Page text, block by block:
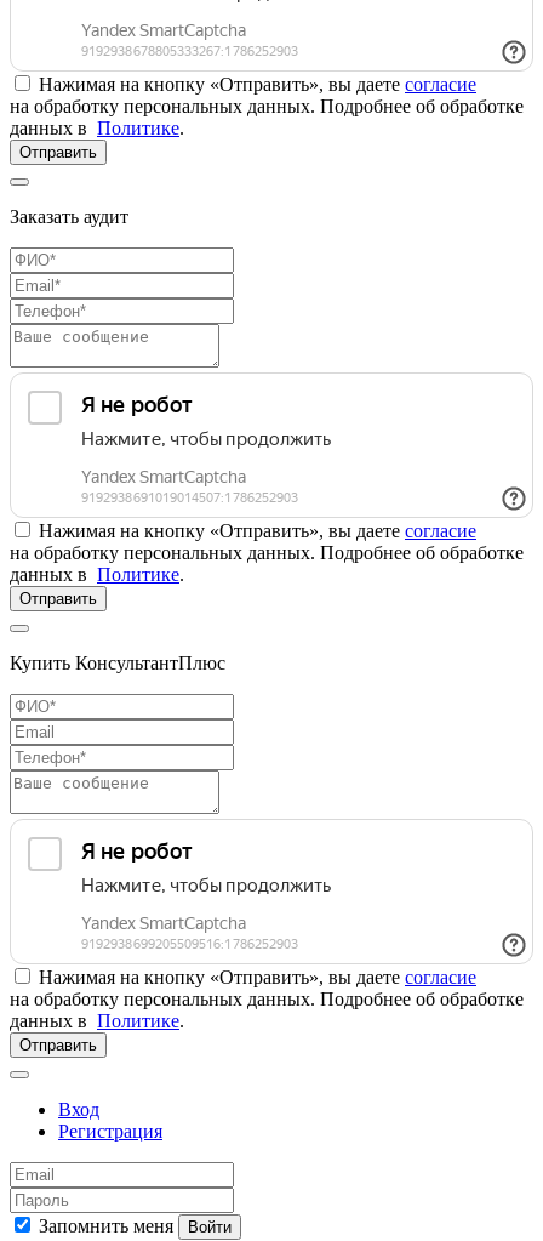
Нажимая на кнопку «Отправить», вы даете согласие
на обработку персональных данных. Подробнее об обработке
данных в Политике.
Отправить
Заказать аудит
Нажимая на кнопку «Отправить», вы даете согласие
на обработку персональных данных. Подробнее об обработке
данных в Политике.
Отправить
Купить КонсультантПлюс
Нажимая на кнопку «Отправить», вы даете согласие
на обработку персональных данных. Подробнее об обработке
данных в Политике.
Отправить
Вход
Регистрация
Запомнить меня Войти